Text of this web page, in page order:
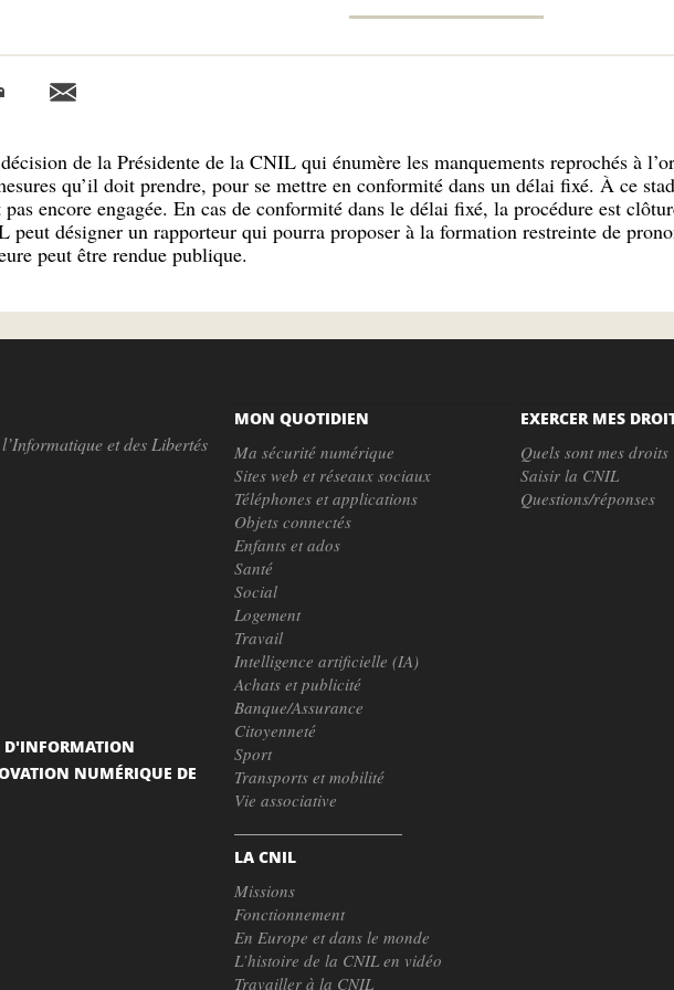
de la Présidente de la CNIL qui énumère les manquements reprochés à
qu’il doit prendre, pour se mettre en conformité dans un délai fixé. À ce
pas encore engagée. En cas de conformité dans le délai fixé, la procédure est
peut désigner un rapporteur qui pourra proposer à la formation restreinte de
peut être rendue publique.
et des Libertés
MON QUOTIDIEN
Ma sécurité numérique
Sites web et réseaux sociaux
Téléphones et applications
Objets connectés
Enfants et ados
Santé
Social
Logement
Travail
Intelligence artificielle (IA)
Achats et publicité
Banque/Assurance
Citoyenneté
Sport
Transports et mobilité
Vie associative
LA CNIL
Missions
Fonctionnement
En Europe et dans le monde
L’histoire de la CNIL en vidéo
Travailler à la CNIL
EXERCER MES
Quels sont mes droits
Saisir la CNIL
Questions/réponses
D'INFORMATION
NUMÉRIQUE DE